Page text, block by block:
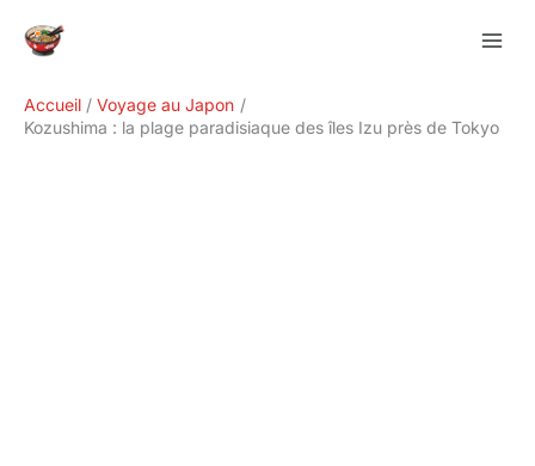
Accueil
Voyage au Japon
Kozushima : la plage paradisiaque des îles Izu près de Tokyo